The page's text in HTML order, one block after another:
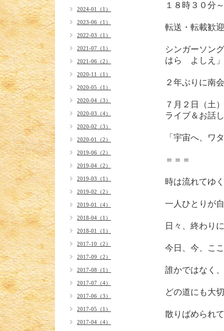
１８時３０分
転送・転載歓
シンガーソン
はら よしえ
２年ぶりに南
７月２日（土
ライブ＆お話
「宇宙へ、ワ
＝＝＝
時は流れてゆく
一人ひとりが
日々、終わり
今日、今、こ
誰かではなく
どの道にも大
散りばめられ
2024-01（1）
2023-06（1）
2022-03（1）
2021-07（1）
2021-06（2）
2020-11（1）
2020-05（1）
2020-04（3）
2020-03（4）
2020-02（3）
2020-01（2）
2019-06（2）
2019-04（2）
2019-03（1）
2019-02（2）
2019-01（4）
2018-04（1）
2018-01（1）
2017-10（2）
2017-09（2）
2017-08（1）
2017-07（4）
2017-06（3）
2017-05（1）
2017-04（4）